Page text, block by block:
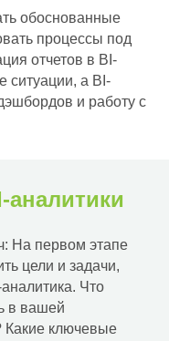
обоснованные
процессы под
отчетов в BI-
ситуации, а BI-
и работу с
На первом этапе
цели и задачи,
Что
в вашей
Какие ключевые